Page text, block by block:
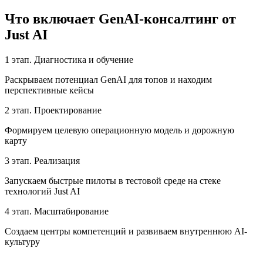
Что включает GenAI-консалтинг от
Just AI
1 этап. Диагностика и обучение
Раскрываем потенциал GenAI для топов и находим
перспективные кейсы
2 этап. Проектирование
Формируем целевую операционную модель и дорожную
карту
3 этап. Реализация
Запускаем быстрые пилоты в тестовой среде на стеке
технологий Just AI
4 этап. Масштабирование
Создаем центры компетенций и развиваем внутреннюю AI-
культуру